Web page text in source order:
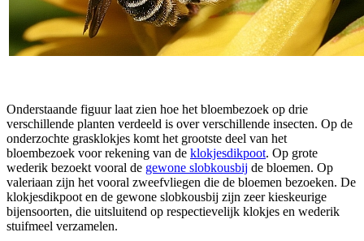
Onderstaande figuur laat zien hoe het bloembezoek op drie
verschillende planten verdeeld is over verschillende insecten. Op de
onderzochte grasklokjes komt het grootste deel van het
bloembezoek voor rekening van de klokjesdikpoot. Op grote
wederik bezoekt vooral de gewone slobkousbij de bloemen. Op
valeriaan zijn het vooral zweefvliegen die de bloemen bezoeken. De
klokjesdikpoot en de gewone slobkousbij zijn zeer kieskeurige
bijensoorten, die uitsluitend op respectievelijk klokjes en wederik
stuifmeel verzamelen.